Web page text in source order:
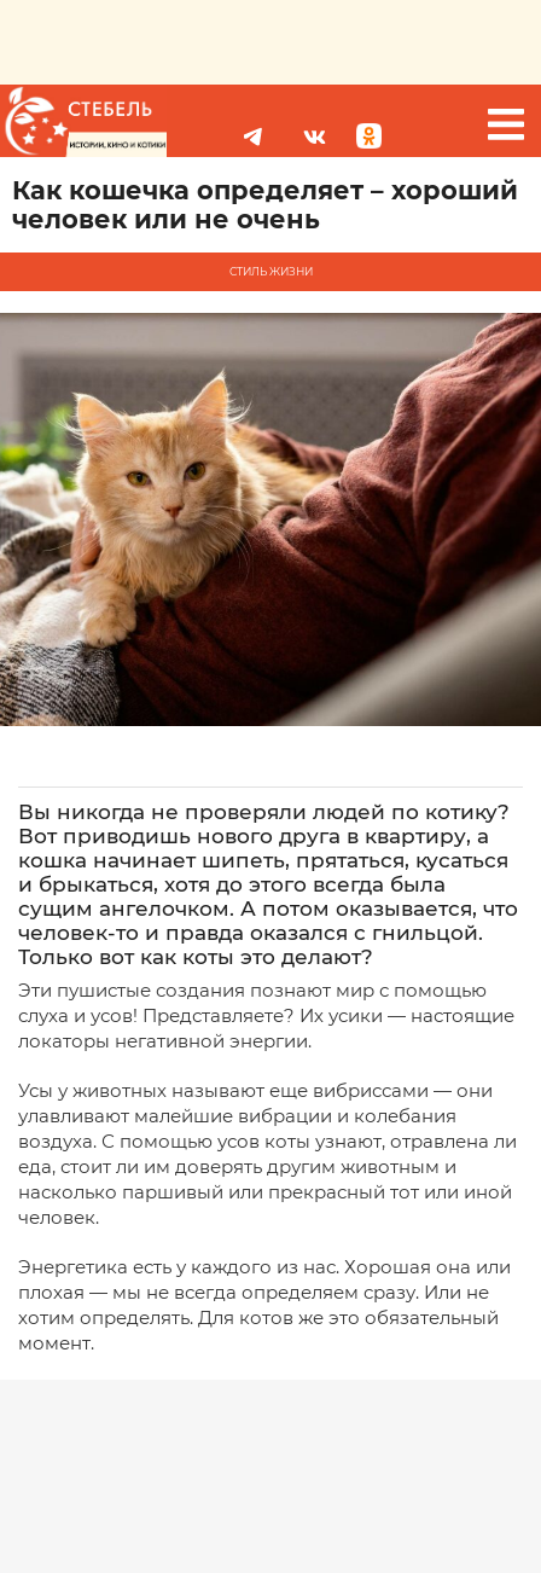
Как кошечка определяет – хороший
человек или не очень
СТИЛЬ ЖИЗНИ
Вы никогда не проверяли людей по котику?
Вот приводишь нового друга в квартиру, а
кошка начинает шипеть, прятаться, кусаться
и брыкаться, хотя до этого всегда была
сущим ангелочком. А потом оказывается, что
человек-то и правда оказался с гнильцой.
Только вот как коты это делают?
Эти пушистые создания познают мир с помощью
слуха и усов! Представляете? Их усики — настоящие
локаторы негативной энергии.
Усы у животных называют еще вибриссами — они
улавливают малейшие вибрации и колебания
воздуха. С помощью усов коты узнают, отравлена ли
еда, стоит ли им доверять другим животным и
насколько паршивый или прекрасный тот или иной
человек.
Энергетика есть у каждого из нас. Хорошая она или
плохая — мы не всегда определяем сразу. Или не
хотим определять. Для котов же это обязательный
момент.